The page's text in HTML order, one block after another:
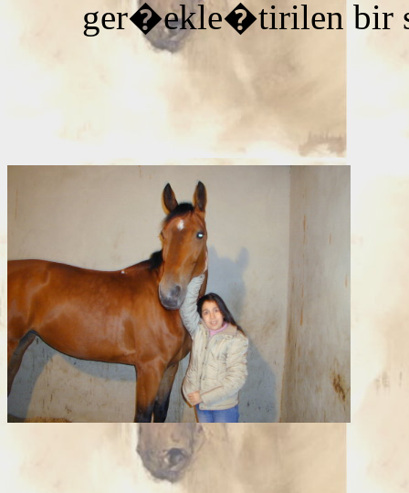
ger�ekle�tirilen bir